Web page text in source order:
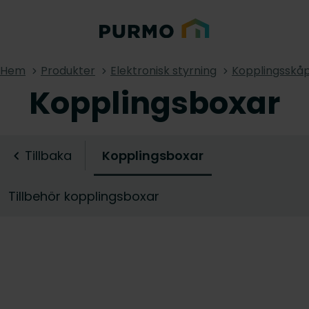
Hem Produkter Elektronisk styrning
Kopplingsboxar
Tillbaka Kopplingsboxar
Tillbehör kopplingsboxar